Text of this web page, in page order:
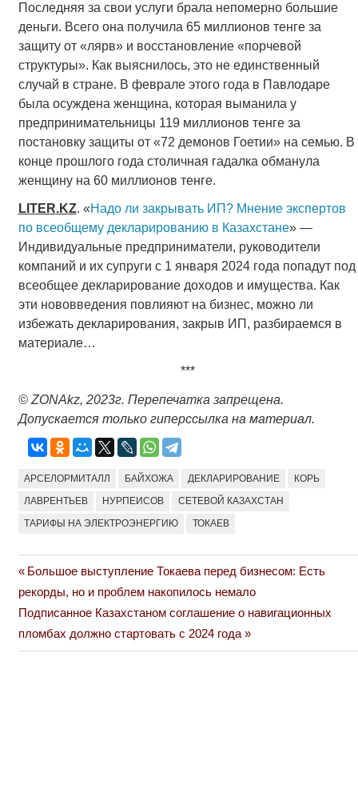
Последняя за свои услуги брала непомерно большие
деньги. Всего она получила 65 миллионов тенге за
защиту от «лярв» и восстановление «порчевой
структуры». Как выяснилось, это не единственный
случай в стране. В феврале этого года в Павлодаре
была осуждена женщина, которая выманила у
предпринимательницы 119 миллионов тенге за
постановку защиты от «72 демонов Гоетии» на семью. В
конце прошлого года столичная гадалка обманула
женщину на 60 миллионов тенге.
LITER.KZ. «Надо ли закрывать ИП? Мнение экспертов
по всеобщему декларированию в Казахстане» —
Индивидуальные предприниматели, руководители
компаний и их супруги с 1 января 2024 года попадут под
всеобщее декларирование доходов и имущества. Как
эти нововведения повлияют на бизнес, можно ли
избежать декларирования, закрыв ИП, разбираемся в
материале…
***
© ZONAkz, 2023г. Перепечатка запрещена.
Допускается только гиперссылка на материал.
АРСЕЛОРМИТАЛЛ БАЙХОЖА ДЕКЛАРИРОВАНИЕ КОРЬ
ЛАВРЕНТЬЕВ НУРПЕИСОВ СЕТЕВОЙ КАЗАХСТАН
ТАРИФЫ НА ЭЛЕКТРОЭНЕРГИЮ ТОКАЕВ
Навигация
по
записям
Previous
Post:
Большое выступление Токаева перед бизнесом: Есть
рекорды, но и проблем накопилось немало
Next
Post:
Подписанное Казахстаном соглашение о навигационных
пломбах должно стартовать с 2024 года